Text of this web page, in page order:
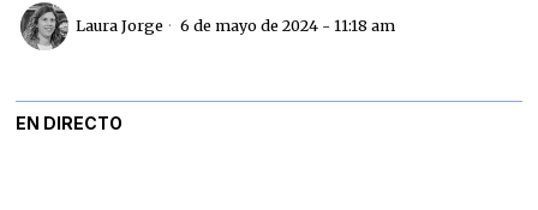
Laura Jorge 6 de mayo de 2024 - 11:18 am
EN DIRECTO